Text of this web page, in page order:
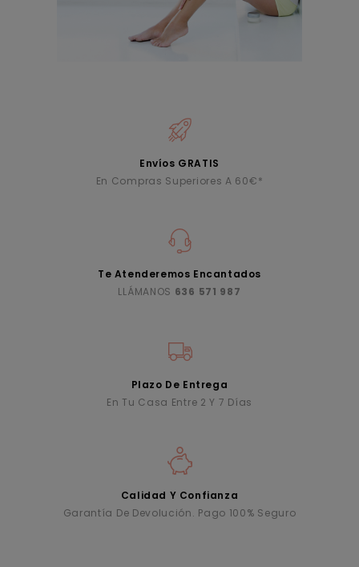
Envíos GRATIS
En Compras Superiores A 60€*
Te Atenderemos Encantados
LLÁMANOS 636 571 987
Plazo De Entrega
En Tu Casa Entre 2 Y 7 Días
Calidad Y Confianza
Garantía De Devolución. Pago 100% Seguro